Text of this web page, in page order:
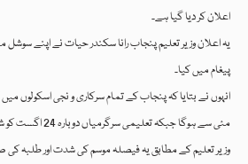
اعلان کر دیا گیا ہے۔
یہ اعلان وزیر تعلیم پنجاب رانا سکندر حیات نے اپنے سوشل
پیغام میں کیا۔
مئی سے ہوگا جبکہ تعلیمی سرگرمیاں دوبارہ 24 اگست کو شروع کی جائیں گی۔
وزیر تعلیم کے مطابق یہ فیصلہ موسم کی شدت اور طلبہ